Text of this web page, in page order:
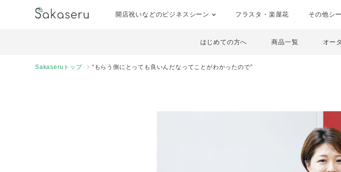
開店祝いなどのビジネスシーン フラスタ・楽屋花 その他シ
はじめての方へ 商品一覧 オー
Sakaseruトップ “もらう側にとっても良いんだなってことがわかったので”